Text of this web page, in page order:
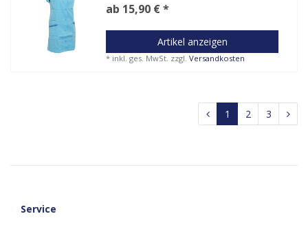
ab 15,90 € *
Artikel anzeigen
* inkl. ges. MwSt. zzgl.Versandkosten
1 2 3
Service